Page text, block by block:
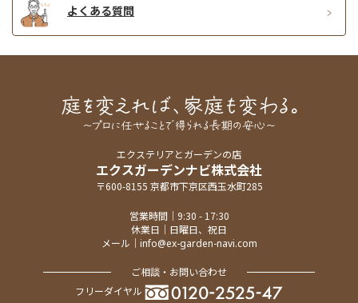
よくある質問
エクステリアとガーデンの店
エクスガーデンナビ株式会社
〒600-8155 京都市下京区西玉水町285
営業時間｜9:30 - 17:30
休業日｜日曜日、祝日
メール｜ info@ex-garden-navi.com
ご相談・お問い合わせ
フリーダイヤル